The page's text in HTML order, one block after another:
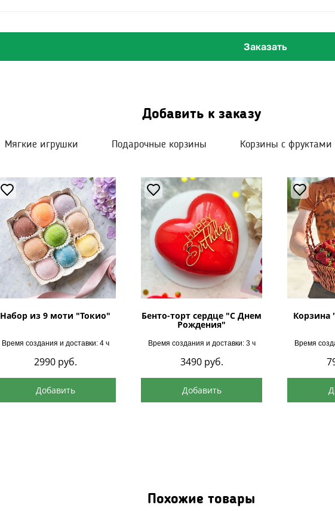
Заказать
Добавить к заказу
Мягкие игрушки Подарочные корзины Корзины с фруктами
Набор из 9 моти "Токио"
Время создания и доставки: 4 ч
2990 руб.
Добавить
Бенто-торт сердце "С Днем
Рождения"
Время создания и доставки: 3 ч
3490 руб.
Добавить
Корзина
Время
Похожие товары